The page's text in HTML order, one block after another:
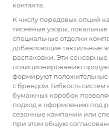
контакта.
К числу передовых опций
тиснёные узоры,
специальные отделки
добавляющие тактильные
распаковки. Эти сенсорные
позиционированию
формируют
с брендом. Гибкость
бумажных коробок
подход к оформлению под
сезонные кампании или
при этом общую